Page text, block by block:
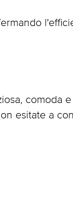
comoda
esitate a